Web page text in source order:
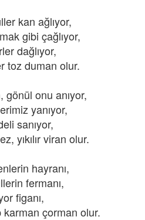
kan ağlıyor,
gibi çağlıyor,
dağlıyor,
toz duman olur.
onu anıyor,
yanıyor,
sanıyor,
yıkılır viran olur.
hayranı,
fermanı,
figanı,
çorman olur.